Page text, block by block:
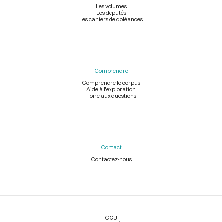
Les volumes
Les députés
Les cahiers de doléances
Comprendre
Comprendre le corpus
Aide à l'exploration
Foire aux questions
Contact
Contactez-nous
Légal
CGU